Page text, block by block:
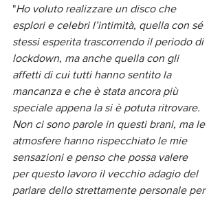
"Ho voluto realizzare un disco che
esplori e celebri l’intimità, quella con sé
stessi esperita trascorrendo il periodo di
lockdown, ma anche quella con gli
affetti di cui tutti hanno sentito la
mancanza e che è stata ancora più
speciale appena la si è potuta ritrovare.
Non ci sono parole in questi brani, ma le
atmosfere hanno rispecchiato le mie
sensazioni e penso che possa valere
per questo lavoro il vecchio adagio del
parlare dello strettamente personale per